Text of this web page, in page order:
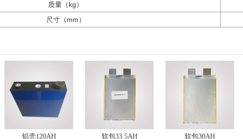
质量（kg）
尺寸（mm）